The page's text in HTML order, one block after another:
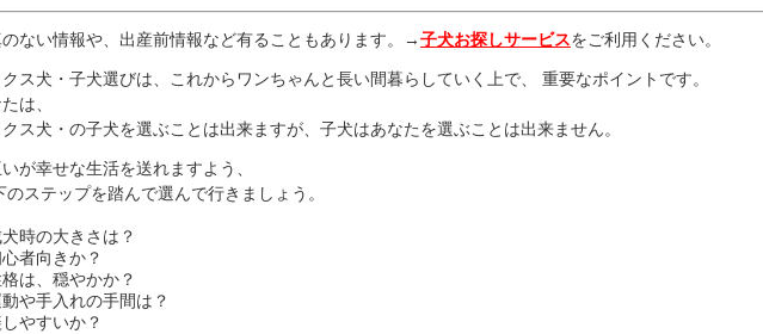
ない情報や、出産前情報など有ることもあります。→子犬お探しサービスをご利用ください。
クス犬・子犬選びは、これからワンちゃんと長い間暮らしていく上で、 重要なポイントです。
は、
クス犬・の子犬を選ぶことは出来ますが、子犬はあなたを選ぶことは出来ません。
が幸せな生活を送れますよう、
のステップを踏んで選んで行きましょう。
犬時の大きさは？
心者向きか？
格は、穏やかか？
動や手入れの手間は？
しやすいか？